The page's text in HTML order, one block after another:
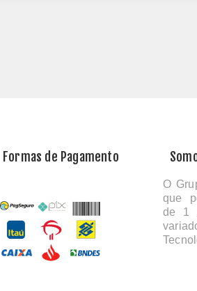
Formas de Pagamento
O
que
de 1